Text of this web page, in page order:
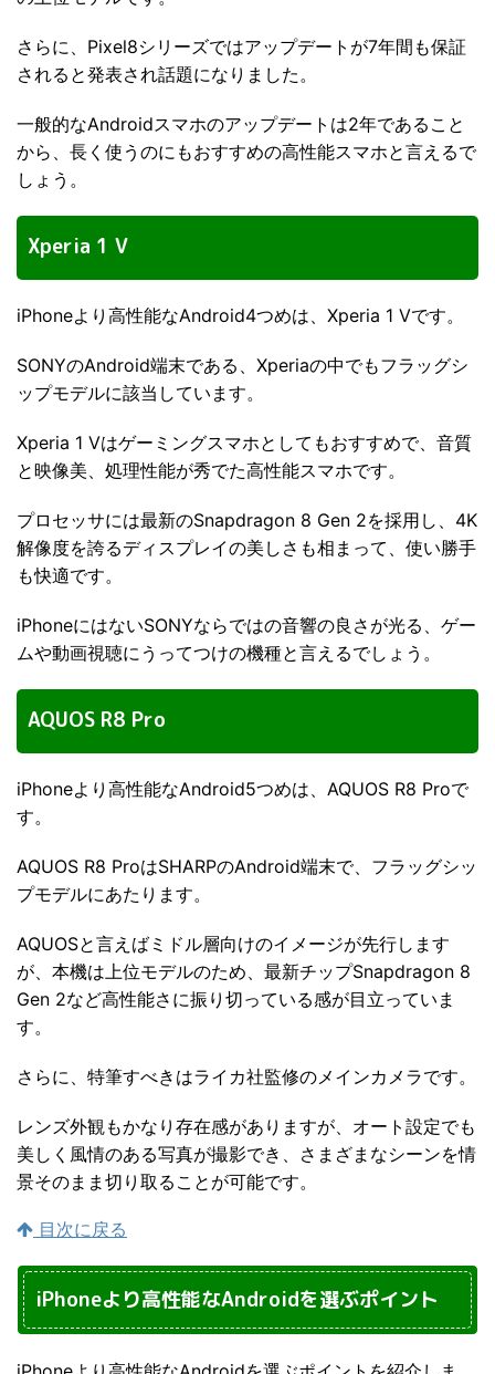
さらに、Pixel8シリーズではアップデートが7年間も保証
されると発表され話題になりました。
一般的なAndroidスマホのアップデートは2年であること
から、長く使うのにもおすすめの高性能スマホと言えるで
しょう。
Xperia 1 V
iPhoneより高性能なAndroid4つめは、Xperia 1 Vです。
SONYのAndroid端末である、Xperiaの中でもフラッグシ
ップモデルに該当しています。
Xperia 1 Vはゲーミングスマホとしてもおすすめで、音質
と映像美、処理性能が秀でた高性能スマホです。
プロセッサには最新のSnapdragon 8 Gen 2を採用し、4K
解像度を誇るディスプレイの美しさも相まって、使い勝手
も快適です。
iPhoneにはないSONYならではの音響の良さが光る、ゲー
ムや動画視聴にうってつけの機種と言えるでしょう。
AQUOS R8 Pro
iPhoneより高性能なAndroid5つめは、AQUOS R8 Proで
す。
AQUOS R8 ProはSHARPのAndroid端末で、フラッグシッ
プモデルにあたります。
AQUOSと言えばミドル層向けのイメージが先行します
が、本機は上位モデルのため、最新チップSnapdragon 8
Gen 2など高性能さに振り切っている感が目立っていま
す。
さらに、特筆すべきはライカ社監修のメインカメラです。
レンズ外観もかなり存在感がありますが、オート設定でも
美しく風情のある写真が撮影でき、さまざまなシーンを情
景そのまま切り取ることが可能です。
目次に戻る
iPhoneより高性能なAndroidを選ぶポイント